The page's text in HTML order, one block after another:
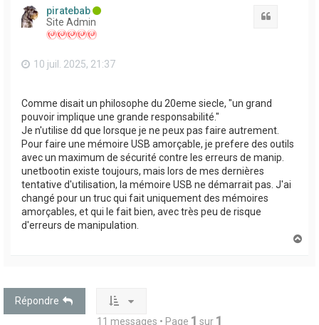
piratebab
Site Admin
10 juil. 2025, 21:37
Comme disait un philosophe du 20eme siecle, "un grand
pouvoir implique une grande responsabilité."
Je n'utilise dd que lorsque je ne peux pas faire autrement.
Pour faire une mémoire USB amorçable, je prefere des outils
avec un maximum de sécurité contre les erreurs de manip.
unetbootin existe toujours, mais lors de mes dernières
tentative d'utilisation, la mémoire USB ne démarrait pas. J'ai
changé pour un truc qui fait uniquement des mémoires
amorçables, et qui le fait bien, avec très peu de risque
d'erreurs de manipulation.
Répondre
11 messages • Page 1 sur 1